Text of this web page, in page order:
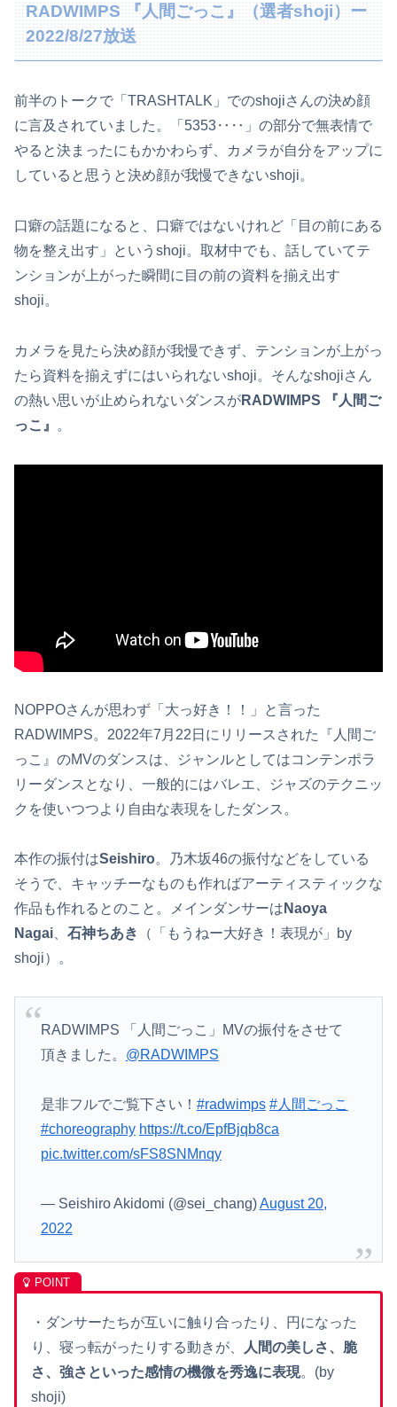
RADWIMPS 『人間ごっこ』（選者shoji）ー
2022/8/27放送
前半のトークで「TRASHTALK」でのshojiさんの決め顔
に言及されていました。「5353‥‥」の部分で無表情で
やると決まったにもかかわらず、カメラが自分をアップに
していると思うと決め顔が我慢できないshoji。
口癖の話題になると、口癖ではないけれど「目の前にある
物を整え出す」というshoji。取材中でも、話していてテ
ンションが上がった瞬間に目の前の資料を揃え出す
shoji。
カメラを見たら決め顔が我慢できず、テンションが上がっ
たら資料を揃えずにはいられないshoji。そんなshojiさん
の熱い思いが止められないダンスがRADWIMPS 『人間ご
っこ』
。
NOPPOさんが思わず「大っ好き！！」と言った
RADWIMPS。2022年7月22日にリリースされた『人間ご
っこ』のMVのダンスは、ジャンルとしてはコンテンポラ
リーダンスとなり、一般的にはバレエ、ジャズのテクニッ
クを使いつつより自由な表現をしたダンス。
本作の振付はSeishiro。乃木坂46の振付などをしている
そうで、キャッチーなものも作ればアーティスティックな
作品も作れるとのこと。メインダンサーは Naoya
Nagai、 石神ちあき
（「もうねー大好き！表現が」by
shoji）。
RADWIMPS 「人間ごっこ」MVの振付をさせて
頂きました。 @RADWIMPS
是非フルでご覧下さい！ #radwimps #人間ごっこ
#choreography https://t.co/EpfBjqb8ca
pic.twitter.com/sFS8SNMnqy
— Seishiro Akidomi (@sei_chang)August 20,
2022
・ダンサーたちが互いに触り合ったり、円になった
り、寝っ転がったりする動きが、
人間の美しさ、脆
さ、強さといった感情の機微を秀逸に表現。(by
shoji)